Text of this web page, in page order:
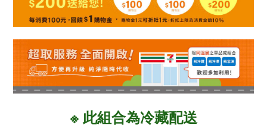
※ 此組合為冷藏配送